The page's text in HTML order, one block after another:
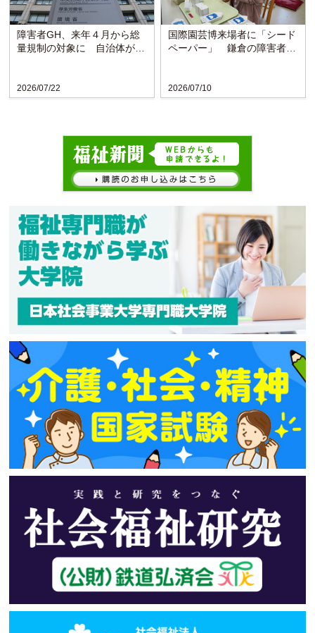
2026/07/22
障害者GH、来年４月から総
量規制の対象に 自治体がサ
2026/07/10
国際園芸博来場者に「シード
ペーパー」 鎌倉の障害者施